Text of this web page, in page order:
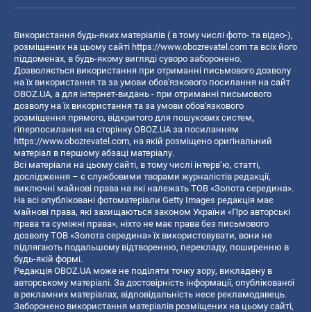
Використання будь-яких матеріалів ( в тому числі фото- та відео-),
розміщених на цьому сайті https://www.obozrevatel.com та всіх його
піддоменах, в будь-якому вигляді суворо заборонено.
Дозволяється використання при отриманні письмового дозволу
на їх використання та за умови обов'язкового посилання на сайт
OBOZ.UA, а для інтернет-видань - при отриманні письмового
дозволу на їх використання та за умови обов'язкового
розміщення прямого, відкритого для пошукових систем,
гіперпосилання на сторінку OBOZ.UA за посиланням
https://www.obozrevatel.com, на якій розміщено оригінальний
матеріал в першому абзаці матеріалу.
Всі матеріали на цьому сайті, в тому числі інтерв’ю, статті,
дослідження – є службовими творами журналістів редакції,
виключні майнові права на які належать ТОВ «Золота середина».
На всі опубліковані фотоматеріали Getty Images редакція має
майнові права, які захищаються законом України «Про авторські
права та суміжні права», ніхто не має права без письмового
дозволу ТОВ «Золота середина» їх використовувати, вони не
підлягають подальшому відтворенню, перекладу, поширенню в
будь-якій формі.
Редакція OBOZ.UA може не поділяти точку зору, викладену в
авторському матеріалі. За достовірність інформації, опублікованої
в рекламних матеріалах, відповідальність несе рекламодавець.
Заборонено використання матеріалів розміщених на цьому сайті,